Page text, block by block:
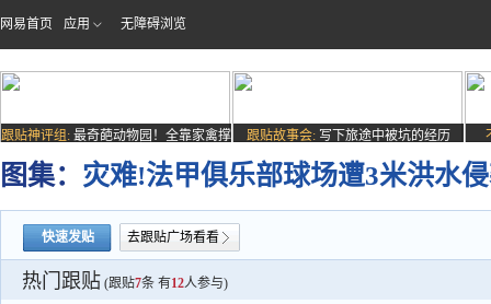
网易首页 应用 无障碍浏览
跟贴神评组: 最奇葩动物园！全靠家禽撑
场子
跟贴故事会: 写下旅途中被坑的经历
图集： 灾难!法甲俱乐部球场遭3米洪水
快速发贴 去跟贴广场看看
热门跟贴 (跟贴7条 有12人参与)